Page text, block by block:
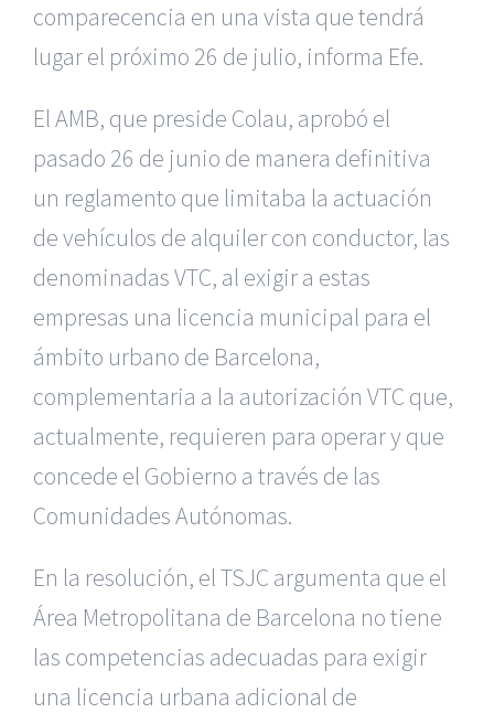
comparecencia en una vista que tendrá
lugar el próximo 26 de julio, informa Efe.
El AMB, que preside Colau, aprobó el
pasado 26 de junio de manera definitiva
un reglamento que limitaba la actuación
de vehículos de alquiler con conductor, las
denominadas VTC, al exigir a estas
empresas una licencia municipal para el
ámbito urbano de Barcelona,
complementaria a la autorización VTC que,
actualmente, requieren para operar y que
concede el Gobierno a través de las
Comunidades Autónomas.
En la resolución, el TSJC argumenta que el
Área Metropolitana de Barcelona no tiene
las competencias adecuadas para exigir
una licencia urbana adicional de